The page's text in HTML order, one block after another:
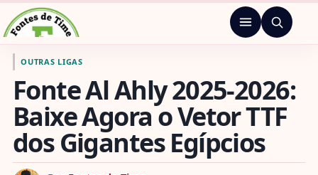
Pular para o conteúdo
Ir para a página inicial de Fontes de Time
Menu
OUTRAS LIGAS
Fonte Al Ahly 2025-2026:
Baixe Agora o Vetor TTF
dos Gigantes Egípcios